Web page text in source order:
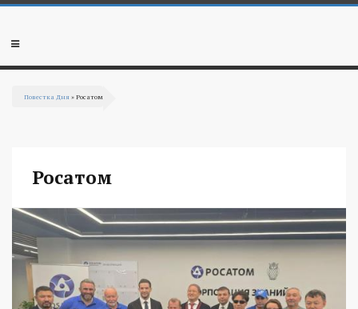
Перейти к основному содержанию
Мобильное
Повестка Дня » Росатом
Росатом